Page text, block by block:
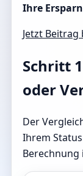
Ihre
Jetzt
Schritt
oder
Der
Ihrem
Berechnung